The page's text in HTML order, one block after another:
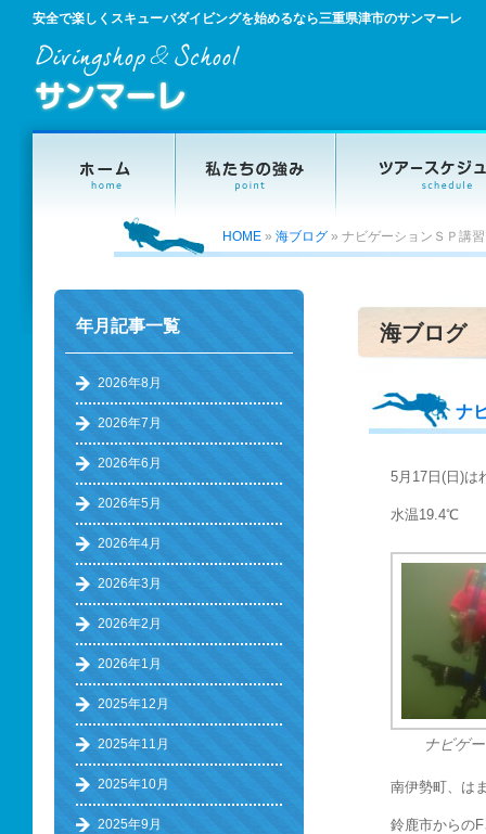
安全で楽しくスキューバダイビングを始めるなら三重県津市のサンマーレ
HOME » 海ブログ » ナビゲーションＳＰ講
海ブログ
ナ
5月17日(日)は
水温19.4℃
ナビゲ
南伊勢町、は
鈴鹿市からの
年月記事一覧
2026年8月
2026年7月
2026年6月
2026年5月
2026年4月
2026年3月
2026年2月
2026年1月
2025年12月
2025年11月
2025年10月
2025年9月